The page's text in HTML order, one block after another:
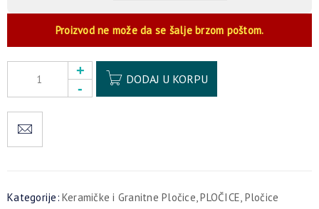
Proizvod ne može da se šalje brzom poštom.
DODAJ U KORPU
Kategorije: Keramičke i Granitne Pločice,PLOČICE, Pločice